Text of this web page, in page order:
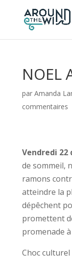
NOEL
par Amanda
commentaires
Vendredi 22
de sommeil,
ramons
atteindre la
dépêchent
promettent
promenade
Choc